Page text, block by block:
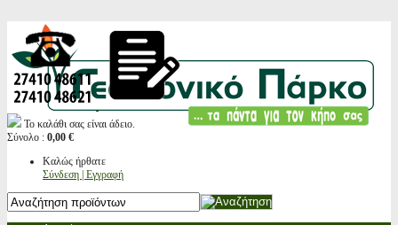
Το καλάθι σας είναι άδειο.
Σύνολο : 0,00 €
Καλώς ήρθατε
Σύνδεση | Εγγραφή